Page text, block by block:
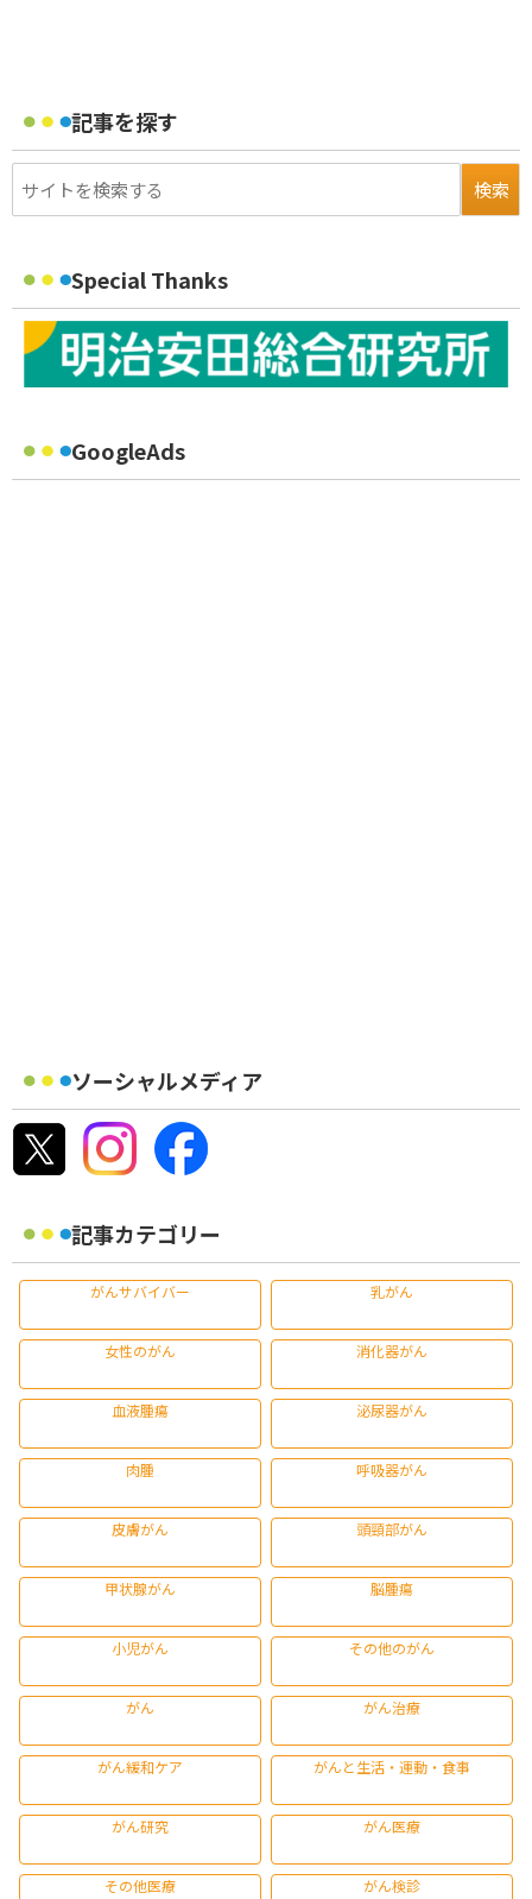
記事を探す
Special Thanks
GoogleAds
ソーシャルメディア
記事カテゴリー
がんサバイバー 乳がん
女性のがん 消化器がん
血液腫瘍 泌尿器がん
肉腫 呼吸器がん
皮膚がん 頭頸部がん
甲状腺がん 脳腫瘍
小児がん その他のがん
がん がん治療
がん緩和ケア がんと生活・運動・食事
がん研究 がん医療
その他医療 がん検診